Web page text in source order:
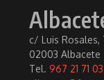
c/ Luis Rosales,
02003 Albacete
Tel. 967 21 71 03